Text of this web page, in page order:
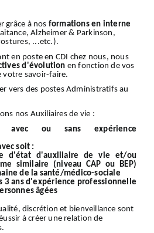
grâce à nos formations en interne
Alzheimer & Parkinson,
...etc.).
en poste en CDI chez nous, nous
d'évolution en fonction de vos
votre savoir-faire.
vers des postes Administratifs au
nos Auxiliaires de vie :
:avec ou sans expérience
soit :
d'état d'auxiliaire de vie et/ou
similaire (niveau CAP ou BEP)
de la santé/médico-sociale
3 ans d'expérience professionnelle
âgées
discrétion et bienveillance sont
à créer une relation de